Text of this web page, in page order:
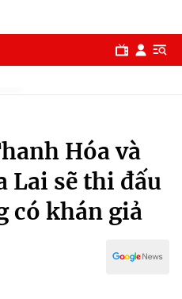
Hóa và
Lai sẽ thi đấu
có khán giả